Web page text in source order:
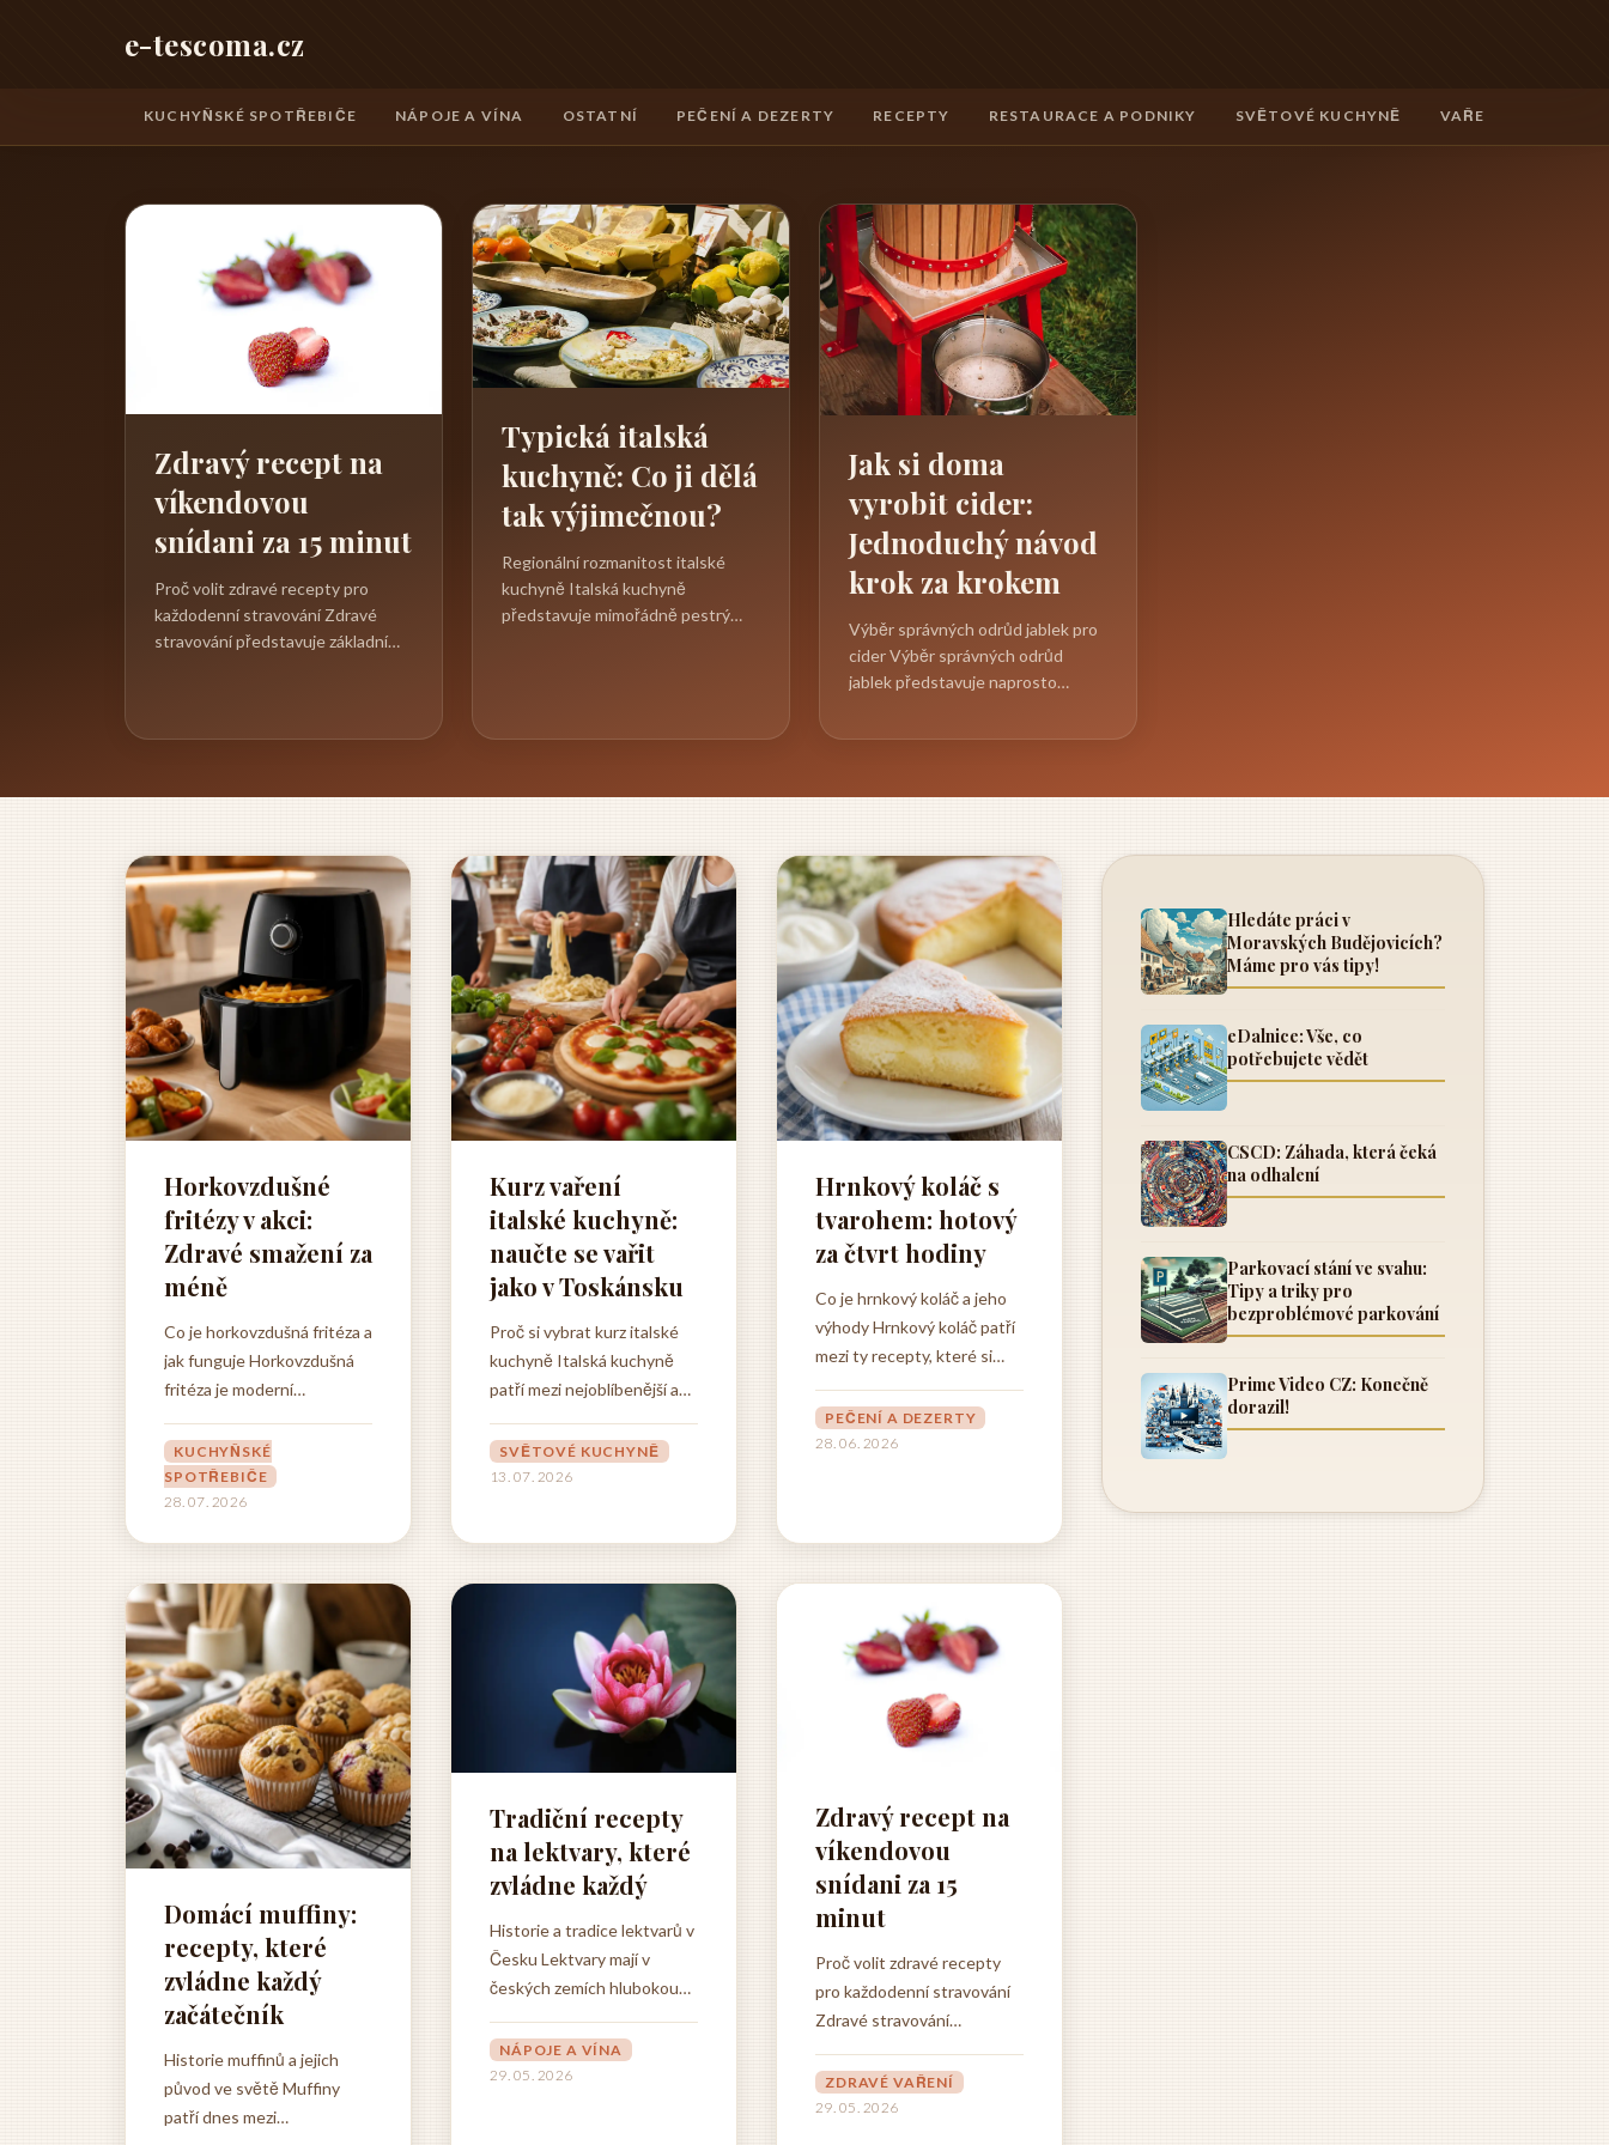
e-tescoma.cz
KUCHYŇSKÉ SPOTŘEBIČE NÁPOJE A VÍNA OSTATNÍ PEČENÍ A DEZERTY RECEPTY RESTAURACE A PODNIKY SVĚTOVÉ KUCHYNĚ VAŘENÍ A
Zdravý recept na
víkendovou
snídani za 15 minut
Proč volit zdravé recepty pro
každodenní stravování Zdravé
stravování představuje základní
Typická italská
kuchyně: Co ji dělá
tak výjimečnou?
Regionální rozmanitost italské
kuchyně Italská kuchyně
představuje mimořádně pestrý
Jak si doma
vyrobit cider:
Jednoduchý návod
krok za krokem
Výběr správných odrůd jablek pro
cider Výběr správných odrůd
jablek představuje naprosto
Horkovzdušné
fritézy v akci:
Zdravé smažení za
méně
Co je horkovzdušná fritéza a
jak funguje Horkovzdušná
fritéza je moderní
v posledních letech dobyl
srdce domácností po celém
světě, a Česká republika
revoluční způsob přípravy
pokrmů, které by jinak
vyžadovaly velké množství
oleje...
KUCHYŇSKÉ
SPOTŘEBIČE
28. 07. 2026
Kurz vaření
italské kuchyně:
naučte se vařit
jako v Toskánsku
Proč si vybrat kurz italské
kuchyně Italská kuchyně
patří mezi nejoblíbenější a
celém světě, a není divu. Její
bohatá historie,
výjimečného, co stojí za to
poznat do hloubky. Pokud
jste někdy...
SVĚTOVÉ KUCHYNĚ
13. 07. 2026
Hrnkový koláč s
tvarohem: hotový
za čtvrt hodiny
Co je hrnkový koláč a jeho
výhody Hrnkový koláč patří
mezi ty recepty, které si
stál v kuchyni a přemýšlel,
jak upéct něco dobrého bez
ingredience odměřují
pomocí jednoho hrnku,
nejčastěji...
PEČENÍ A DEZERTY
28. 06. 2026
Domácí muffiny:
recepty, které
zvládne každý
začátečník
Historie muffinů a jejich
původ ve světě Muffiny
patří dnes mezi
Tradiční recepty
na lektvary, které
zvládne každý
Historie a tradice lektvarů v
Česku Lektvary mají v
českých zemích hlubokou
sahá až do středověku, kdy
klášterní zahrady a lékárny
NÁPOJE A VÍNA
29. 05. 2026
Zdravý recept na
víkendovou
snídani za 15
minut
Proč volit zdravé recepty
pro každodenní stravování
Zdravé stravování
kvalitního života a
každodenní volba správných
ZDRAVÉ VAŘENÍ
29. 05. 2026
Hledáte práci v
Moravských Budějovicích?
Máme pro vás tipy!
eDalnice: Vše, co
potřebujete vědět
CSCD: Záhada, která čeká
na odhalení
Parkovací stání ve svahu:
Tipy a triky pro
bezproblémové parkování
Prime Video CZ: Konečně
dorazil!